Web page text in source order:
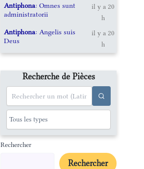
Antiphona: Omnes sunt
administratorii
il y a 20
h
Antiphona: Angelis suis
Deus
il y a 20
h
Recherche de Pièces
Rechercher
Rechercher